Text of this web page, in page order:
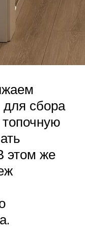
для сбора
этом же